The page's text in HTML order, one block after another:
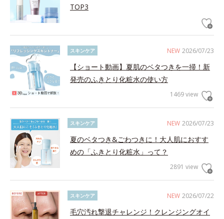
TOP3
NEW 2026/07/23
スキンケア
【ショート動画】夏肌のベタつきを一掃！新
発売のふきとり化粧水の使い方
1469 view
NEW 2026/07/23
スキンケア
夏のベタつき&ごわつきに！大人肌におすす
めの「ふきとり化粧水」って？
2891 view
NEW 2026/07/22
スキンケア
毛穴汚れ撃退チャレンジ！クレンジングオイ